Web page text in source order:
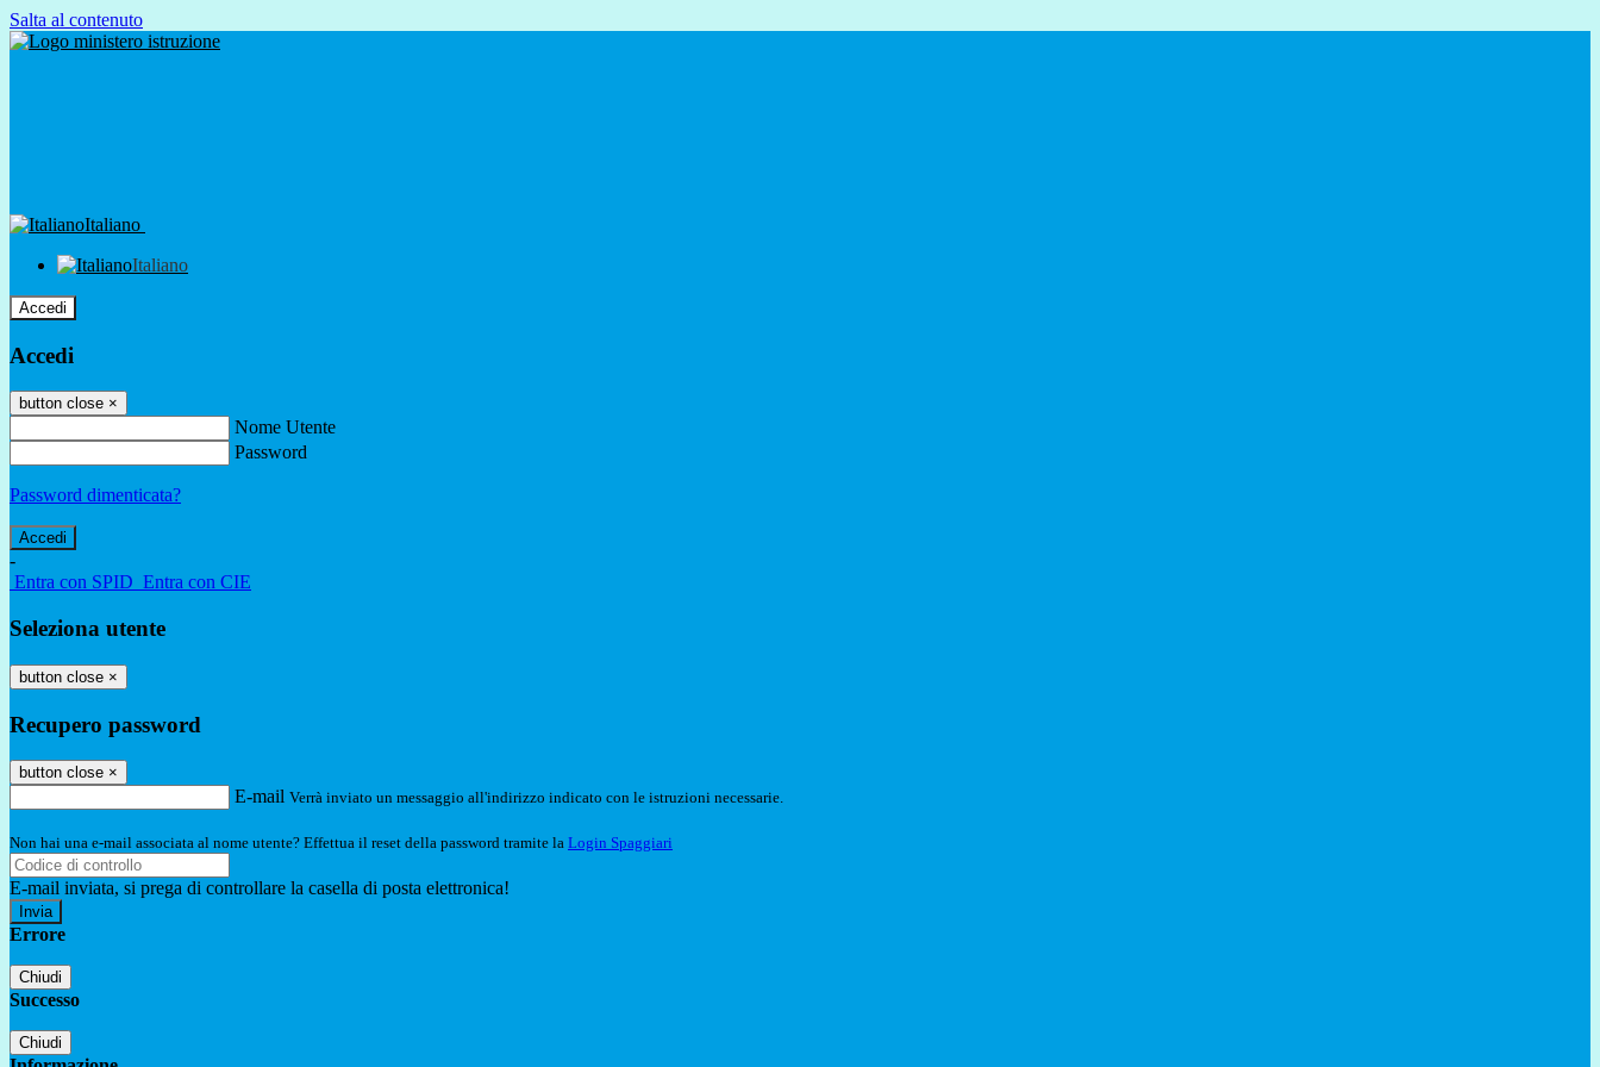
Salta al contenuto
Italiano
Italiano
Accedi
Accedi
button close ×
Nome Utente
Password
Password dimenticata?
-
Entra con SPID Entra con CIE
Seleziona utente
button close ×
Recupero password
button close ×
E-mail Verrà inviato un messaggio all'indirizzo indicato con le istruzioni necessarie.
Non hai una e-mail associata al nome utente? Effettua il reset della password tramite la Login Spaggiari
E-mail inviata, si prega di controllare la casella di posta elettronica!
Errore
Chiudi
Successo
Chiudi